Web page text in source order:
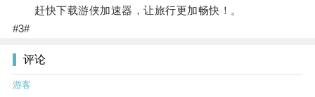
赶快下载游侠加速器，让旅行更加畅快！。
#3#
评论
游客